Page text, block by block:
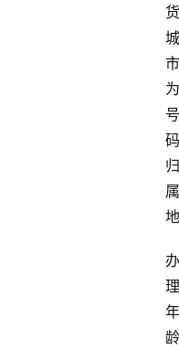
货
城
市
为
号
码
归
属
地
办
理
年
龄